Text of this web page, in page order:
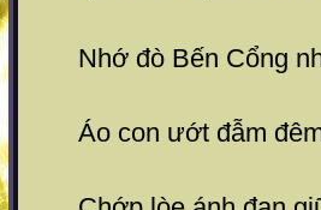
Nhớ đò Bến Cổng
Áo con ướt đẫm